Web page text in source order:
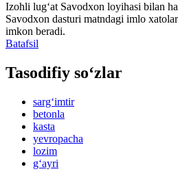
Izohli lugʻat Savodxon loyihasi bilan
Savodxon dasturi matndagi imlo
imkon beradi.
Batafsil
Tasodifiy so‘zlar
sarg‘imtir
betonla
kasta
yevropacha
lozim
g‘ayri